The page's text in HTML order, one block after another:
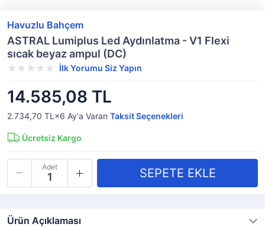
Havuzlu Bahçem
ASTRAL Lumiplus Led Aydınlatma - V1 Flexi
sıcak beyaz ampul (DC)
İlk Yorumu Siz Yapın
14.585,08 TL
2.734,70 TL×6 Ay'a Varan Taksit Seçenekleri
Ücretsiz Kargo
Adet
Ürün Açıklaması